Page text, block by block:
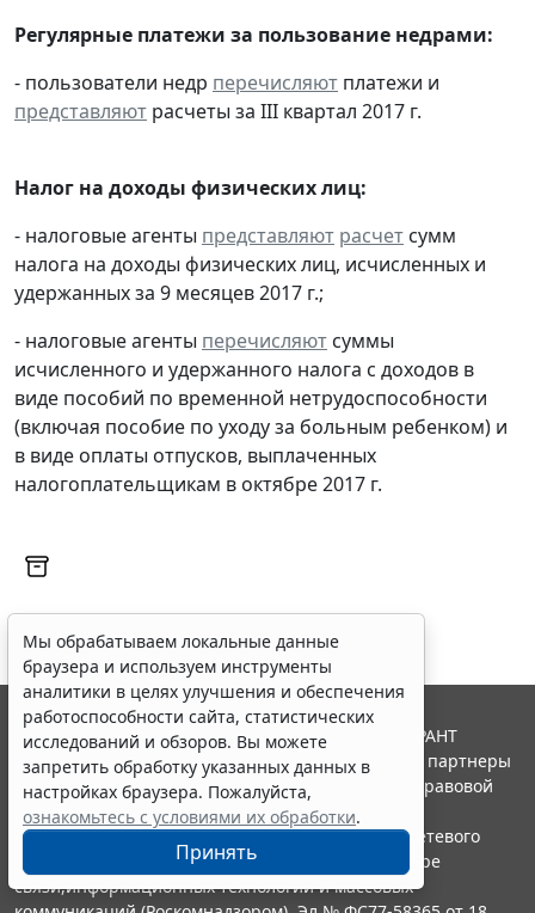
Регулярные платежи за пользование недрами:
- пользователи недр перечисляют платежи и
представляют расчеты за III квартал 2017 г.
Налог на доходы физических лиц:
- налоговые агенты представляют расчет сумм
налога на доходы физических лиц, исчисленных и
удержанных за 9 месяцев 2017 г.;
- налоговые агенты перечисляют суммы
исчисленного и удержанного налога с доходов в
виде пособий по временной нетрудоспособности
(включая пособие по уходу за больным ребенком) и
в виде оплаты отпусков, выплаченных
налогоплательщикам в октябре 2017 г.
Мы обрабатываем локальные данные
браузера и используем инструменты
аналитики в целях улучшения и обеспечения
работоспособности сайта, статистических
исследований и обзоров. Вы можете
запретить обработку указанных данных в
настройках браузера. Пожалуйста,
ознакомьтесь с условиями их обработки.
Принять
© ООО "НПП "ГАРАНТ-СЕРВИС", 2026. Система ГАРАНТ
выпускается с 1990 года. Компания "Гарант" и ее партнеры
являются участниками Российской ассоциации правовой
информации ГАРАНТ.
Портал ГАРАНТ.РУ зарегистрирован в качестве сетевого
издания Федеральной службой по надзору в сфере
связи,информационных технологий и массовых